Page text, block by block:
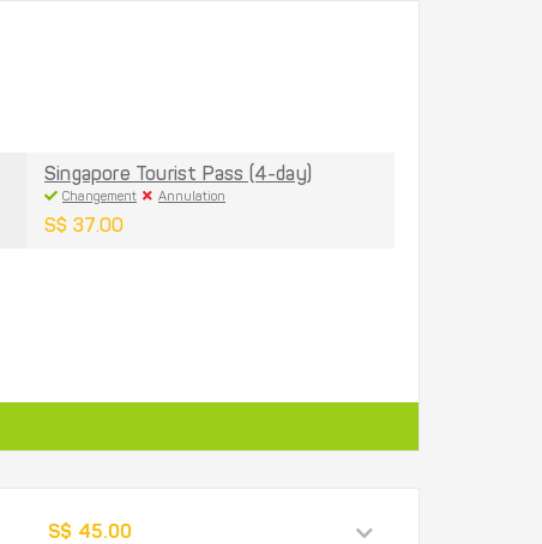
Singapore Tourist Pass (4-day)
Changement Annulation
S$ 37.00
S$ 45.00